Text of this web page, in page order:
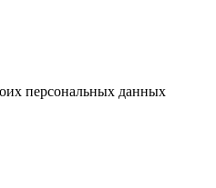
персональных данных